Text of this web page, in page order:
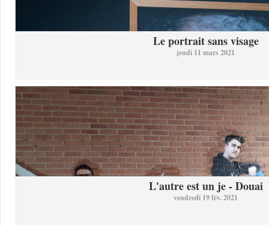
Le portrait sans visage
jeudi 11 mars 2021
L'autre est un je - Douai
vendredi 19 fév. 2021